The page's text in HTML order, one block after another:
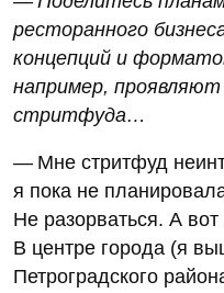
ресторанного
концепций и
например,
стритфуда…
— Мне стритфуд
я пока не
Не разорваться. А
В центре города (я
Петроградского